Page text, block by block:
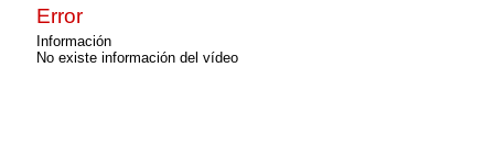
Error
Información
No existe información del vídeo